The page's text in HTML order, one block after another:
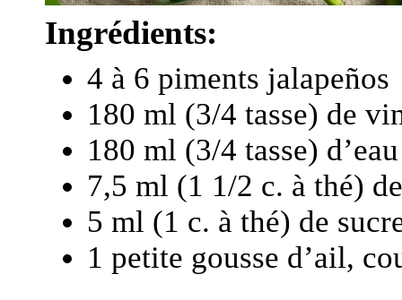
Ingrédients:
4 à 6 piments jalapeños
180 ml (3/4 tasse) de
180 ml (3/4 tasse) d’eau
7,5 ml (1 1/2 c. à thé)
5 ml (1 c. à thé) de
1 petite gousse d’ail,